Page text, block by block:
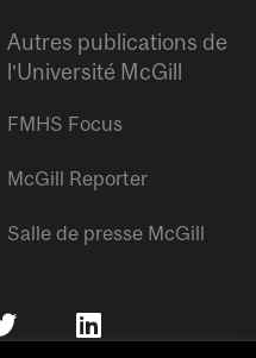
Autres publications de
l’Université McGill
FMHS Focus
McGill Reporter
Salle de presse McGill